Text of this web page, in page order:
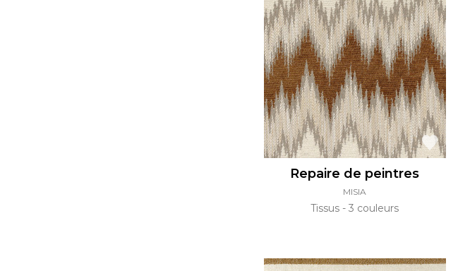
Repaire de peintres
MISIA
Tissus 3 couleurs